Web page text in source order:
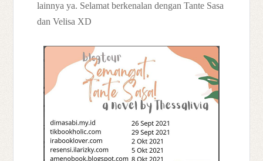
lainnya ya. Selamat berkenalan dengan Tante Sasa
dan Velisa XD